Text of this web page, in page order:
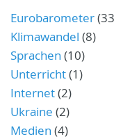
Eurobarometer
Klimawandel (8)
Sprachen (10)
Unterricht(1)
Internet(2)
Ukraine (2)
Medien (4)